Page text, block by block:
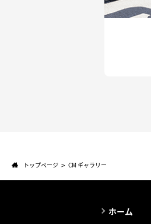
トップページ CM ギャラリー
ホーム